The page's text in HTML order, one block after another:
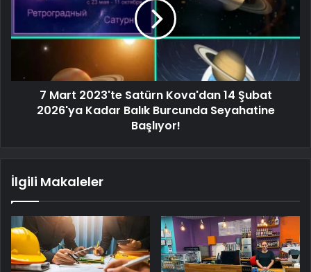
7 Mart 2023'te Satürn Kova'dan 14 Şubat
2026'ya Kadar Balık Burcunda Seyahatine
Başlıyor!
İlgili Makaleler